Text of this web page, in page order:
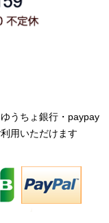
うちょ銀行・paypay
用いただけます